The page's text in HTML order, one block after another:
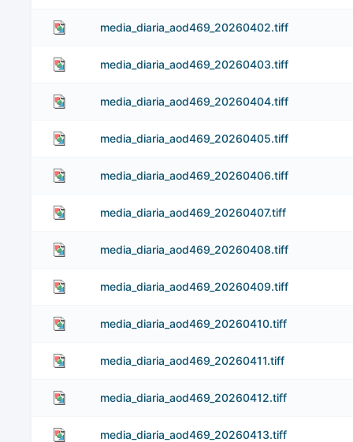
media_diaria_aod469_20260402.tiff
media_diaria_aod469_20260403.tiff
media_diaria_aod469_20260404.tiff
media_diaria_aod469_20260405.tiff
media_diaria_aod469_20260406.tiff
media_diaria_aod469_20260407.tiff
media_diaria_aod469_20260408.tiff
media_diaria_aod469_20260409.tiff
media_diaria_aod469_20260410.tiff
media_diaria_aod469_20260411.tiff
media_diaria_aod469_20260412.tiff
media_diaria_aod469_20260413.tiff